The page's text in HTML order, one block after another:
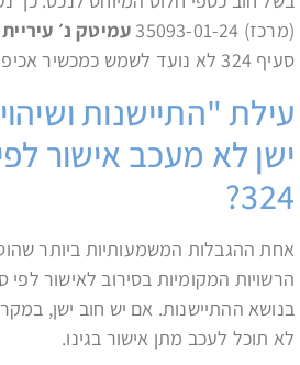
(מרכז) 35093-01-24
עמיטק נ׳
סעיף 324 לא נועד לשמש כמכשיר אכיפה תכנוני.
עילת "התיישנות
ישן לא מעכב אישור
324?
אחת ההגבלות המשמעותיות ביותר
בנושא ההתיישנות. אם יש חוב ישן,
לא תוכל לעכב מתן אישור בגינו.